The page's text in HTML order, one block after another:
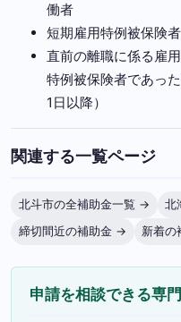
働者
短期雇用特例被保険
直前の離職に係る雇
特例被保険者であっ
1日以降）
関連する一覧ページ
北斗市の全補助金一覧 →
北
締切間近の補助金 →
新着
申請を相談できる専